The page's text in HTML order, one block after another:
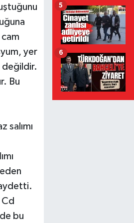
yer
değildir.
Bu
salımı
bu
5
6